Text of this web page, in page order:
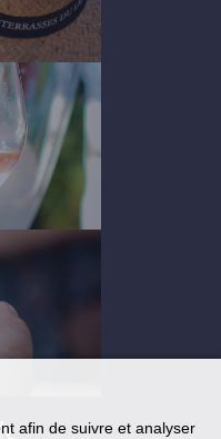
afin de suivre et analyser